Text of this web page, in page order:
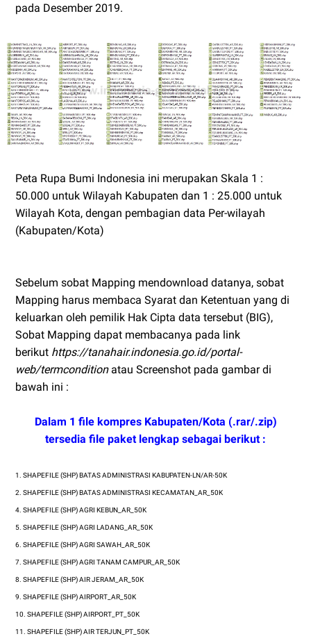
pada Desember 2019.
Peta Rupa Bumi Indonesia ini merupakan Skala 1 :
50.000 untuk Wilayah Kabupaten dan 1 : 25.000 untuk
Wilayah Kota, dengan pembagian data Per-wilayah
(Kabupaten/Kota)
Sebelum sobat Mapping mendownload datanya, sobat
Mapping harus membaca Syarat dan Ketentuan yang di
keluarkan oleh pemilik Hak Cipta data tersebut (BIG),
Sobat Mapping dapat membacanya pada link
berikut https://tanahair.indonesia.go.id/portal-
web/termconditionatau Screenshot pada gambar di
bawah ini :
Dalam 1 file kompres Kabupaten/Kota (.rar/.zip)
tersedia file paket lengkap sebagai berikut :
1. SHAPEFILE (SHP) BATAS ADMINISTRASI KABUPATEN-LN/AR-50K
2. SHAPEFILE (SHP)BATAS ADMINISTRASI KECAMATAN_AR_50K
4. SHAPEFILE (SHP)AGRI KEBUN_AR_50K
5. SHAPEFILE (SHP)AGRI LADANG_AR_50K
6. SHAPEFILE (SHP)AGRI SAWAH_AR_50K
7. SHAPEFILE (SHP)AGRI TANAM CAMPUR_AR_50K
8. SHAPEFILE (SHP)AIR JERAM_AR_50K
9. SHAPEFILE (SHP)AIRPORT_AR_50K
10. SHAPEFILE (SHP)AIRPORT_PT_50K
11. SHAPEFILE (SHP)AIR TERJUN_PT_50K